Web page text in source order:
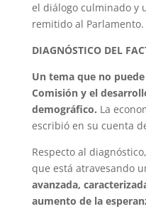
el diálogo culminado y
remitido al Parlamento.
DIAGNÓSTICO DEL
Un tema que no
Comisión y el
demográfico. La
escribió en su cuenta
Respecto al
que está atravesando
avanzada,
aumento de la